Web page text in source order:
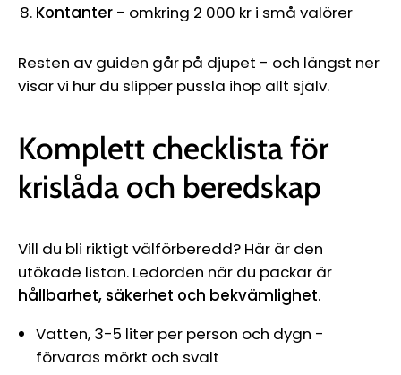
Kontanter - omkring 2 000 kr i små valörer
Resten av guiden går på djupet - och längst ner
visar vi hur du slipper pussla ihop allt själv.
Komplett checklista för
krislåda och beredskap
Vill du bli riktigt välförberedd? Här är den
utökade listan. Ledorden när du packar är
hållbarhet, säkerhet och bekvämlighet.
Vatten, 3-5 liter per person och dygn -
förvaras mörkt och svalt